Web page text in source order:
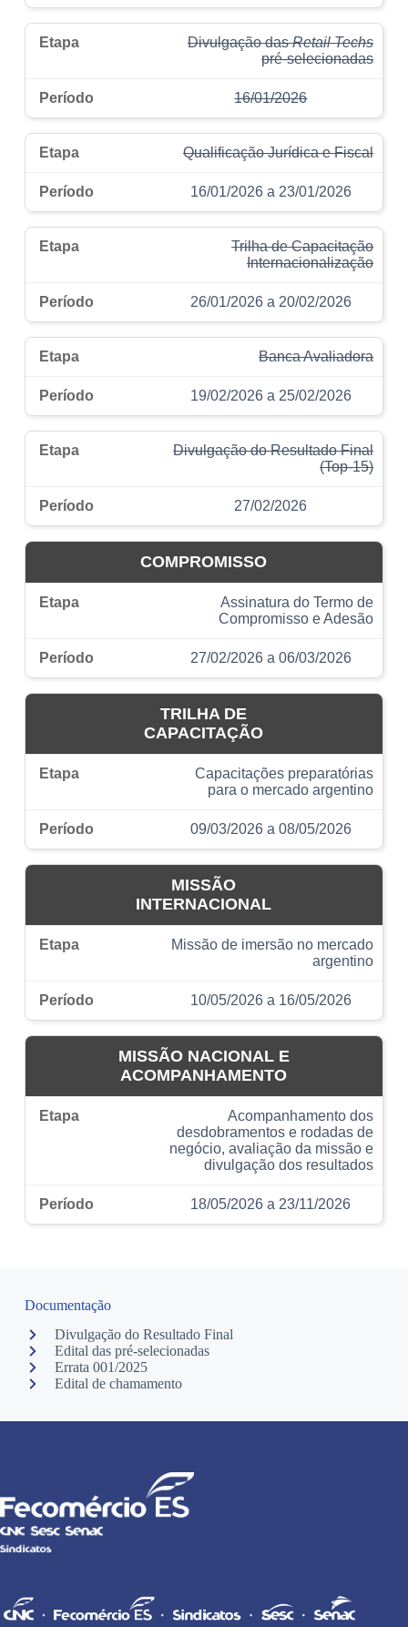
Divulgação dasRetail Techs
pré-selecionadas
16/01/2026
Qualificação Jurídica e Fiscal
16/01/2026 a 23/01/2026
Trilha de Capacitação
Internacionalização
26/01/2026 a 20/02/2026
Banca Avaliadora
19/02/2026 a 25/02/2026
Divulgação do Resultado Final
(Top-15)
27/02/2026
COMPROMISSO
Assinatura do Termo de
Compromisso e Adesão
27/02/2026 a 06/03/2026
TRILHA DE
CAPACITAÇÃO
Capacitações preparatórias
para o mercado argentino
09/03/2026 a 08/05/2026
MISSÃO
INTERNACIONAL
Missão de imersão no mercado
argentino
10/05/2026 a 16/05/2026
MISSÃO NACIONAL E
ACOMPANHAMENTO
Acompanhamento dos
desdobramentos e rodadas de
negócio, avaliação da missão e
divulgação dos resultados
18/05/2026 a 23/11/2026
Documentação
Divulgação do Resultado Final
Edital das pré-selecionadas
Errata 001/2025
Edital de chamamento